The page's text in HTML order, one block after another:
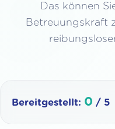
Das können
Betreuungskraft
Bereitgestellt: 0 / 5